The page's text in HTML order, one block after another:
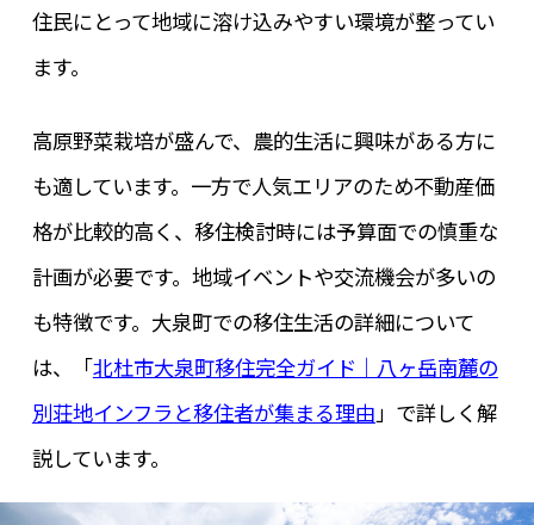
住民にとって地域に溶け込みやすい環境が整ってい
ます。
高原野菜栽培が盛んで、農的生活に興味がある方に
も適しています。一方で人気エリアのため不動産価
格が比較的高く、移住検討時には予算面での慎重な
計画が必要です。地域イベントや交流機会が多いの
も特徴です。大泉町での移住生活の詳細について
は、「北杜市大泉町移住完全ガイド｜八ヶ岳南麓の
別荘地インフラと移住者が集まる理由」で詳しく解
説しています。